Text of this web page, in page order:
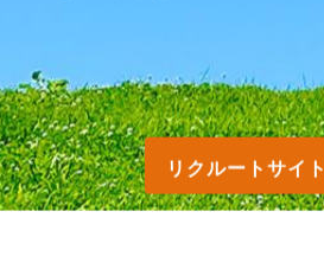
リクルートサイト